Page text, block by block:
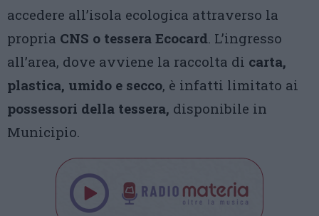
accedere all’isola ecologica attraverso la
propria CNS o tessera Ecocard. L’ingresso
all’area, dove avviene la raccolta di carta,
plastica, umido e secco, è infatti limitato ai
possessori della tessera, disponibile in
Municipio.